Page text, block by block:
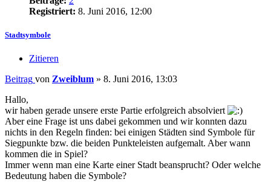
Registriert: 8. Juni 2016, 12:00
Stadtsymbole
Zitieren
Beitrag von Zweiblum » 8. Juni 2016, 13:03
Hallo,
wir haben gerade unsere erste Partie erfolgreich absolviert
Aber eine Frage ist uns dabei gekommen und wir konnten dazu
nichts in den Regeln finden: bei einigen Städten sind Symbole für
Siegpunkte bzw. die beiden Punkteleisten aufgemalt. Aber wann
kommen die in Spiel?
Immer wenn man eine Karte einer Stadt beansprucht? Oder welche
Bedeutung haben die Symbole?